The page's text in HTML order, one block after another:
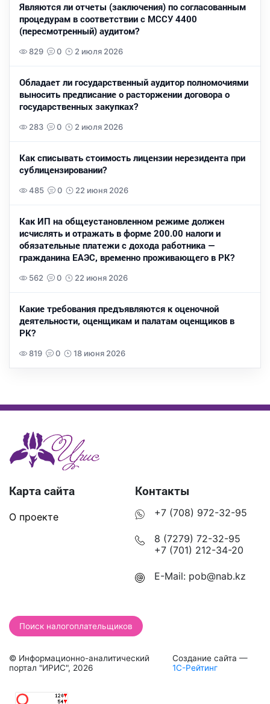
Являются ли отчеты (заключения) по согласованным
процедурам в соответствии с МССУ 4400
(пересмотренный) аудитом?
829 0 2 июля 2026
Обладает ли государственный аудитор полномочиями
выносить предписание о расторжении договора о
государственных закупках?
283 0 2 июля 2026
Как списывать стоимость лицензии нерезидента при
сублицензировании?
485 0 22 июня 2026
Как ИП на общеустановленном режиме должен
исчислять и отражать в форме 200.00 налоги и
обязательные платежи с дохода работника —
гражданина ЕАЭС, временно проживающего в РК?
562 0 22 июня 2026
Какие требования предъявляются к оценочной
деятельности, оценщикам и палатам оценщиков в
РК?
819 0 18 июня 2026
Карта сайта
О проекте
Контакты
+7 (708) 972-32-95
8 (7279) 72-32-95
+7 (701) 212-34-20
E-Mail: pob@nab.kz
Поиск налогоплательщиков
© Информационно-аналитический
портал "ИРИС", 2026
Создание сайта —
1С-Рейтинг